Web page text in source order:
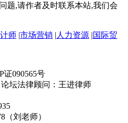
题,请作者及时联系本站,我们会
师 |市场营销 | 人力资源 |国际贸
090565号
坛法律顾问：王进律师
（刘老师）